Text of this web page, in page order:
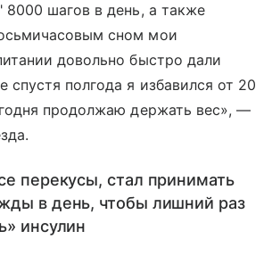
8000 шагов в день, а также
сном мои
довольно быстро дали
спустя полгода я избавился от 20
продолжаю держать вес», —
перекусы, стал принимать
в день, чтобы лишний раз
инсулин